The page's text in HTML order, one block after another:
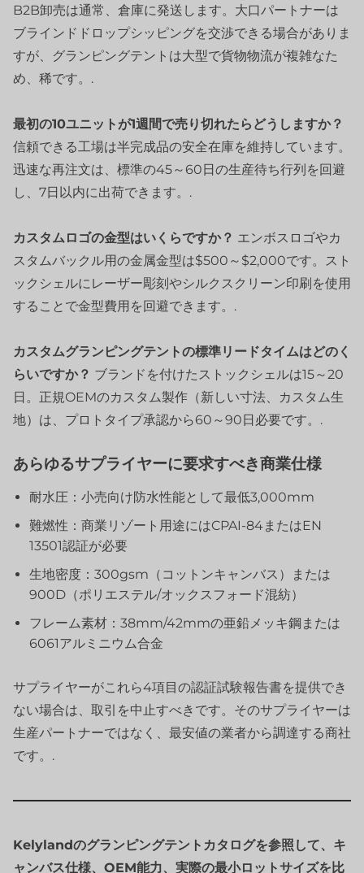
B2B卸売は通常、倉庫に発送します。大口パートナーは
ブラインドドロップシッピングを交渉できる場合がありま
すが、グランピングテントは大型で貨物物流が複雑なた
め、稀です。.
最初の10ユニットが1週間で売り切れたらどうしますか？
信頼できる工場は半完成品の安全在庫を維持しています。
迅速な再注文は、標準の45～60日の生産待ち行列を回避
し、7日以内に出荷できます。.
カスタムロゴの金型はいくらですか？ エンボスロゴやカ
スタムバックル用の金属金型は$500～$2,000です。スト
ックシェルにレーザー彫刻やシルクスクリーン印刷を使用
することで金型費用を回避できます。.
カスタムグランピングテントの標準リードタイムはどのく
らいですか？ ブランドを付けたストックシェルは15～20
日。正規OEMのカスタム製作（新しい寸法、カスタム生
地）は、プロトタイプ承認から60～90日必要です。.
あらゆるサプライヤーに要求すべき商業仕様
耐水圧：小売向け防水性能として最低3,000mm
難燃性：商業リゾート用途にはCPAI-84またはEN
13501認証が必要
生地密度：300gsm（コットンキャンバス）または
900D（ポリエステル/オックスフォード混紡）
フレーム素材：38mm/42mmの亜鉛メッキ鋼または
6061アルミニウム合金
サプライヤーがこれら4項目の認証試験報告書を提供でき
ない場合は、取引を中止すべきです。そのサプライヤーは
生産パートナーではなく、最安値の業者から調達する商社
です。.
Kelylandのグランピングテントカタログを参照して、キ
ャンバス仕様、OEM能力、実際の最小ロットサイズを比